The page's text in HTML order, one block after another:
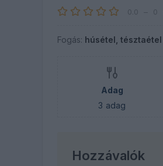
0.0 – 0
Fogás: húsétel, tésztaétel
Adag
3 adag
Hozzávalók